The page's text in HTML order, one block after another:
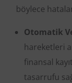
böylece
Otomatik
hareketleri
finansal
tasarrufu